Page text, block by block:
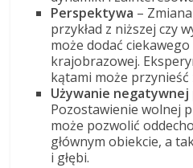
Perspektywa –
przykład z niższej czy
może dodać
krajobrazowej.
kątami może
Używanie
Pozostawienie wolnej
może pozwolić
głównym obiekcie, a
i głębi.